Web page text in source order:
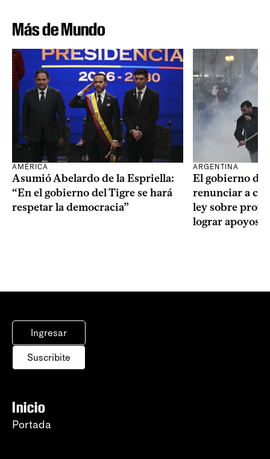
Más de Mundo
AMÉRICA
Asumió Abelardo de la Espriella:
“En el gobierno del Tigre se hará
respetar la democracia”
ARGENTINA
El gobierno de
renunciar a
ley sobre
lograr apoyos
Ingresar
Suscribite
Inicio
Portada